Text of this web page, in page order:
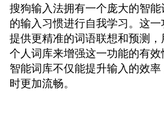
搜狗输入法拥有一个庞大的智
的输入习惯进行自我学习。这
提供更精准的词语联想和预测
个人词库来增强这一功能的有效
智能词库不仅能提升输入的效
时更加流畅。